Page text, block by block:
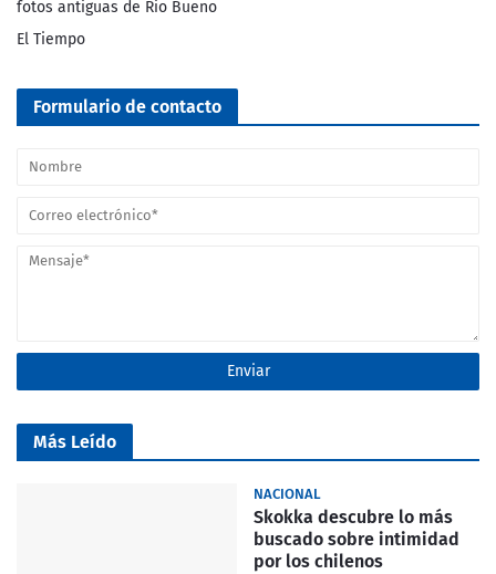
fotos antiguas de Rio Bueno
El Tiempo
Formulario de contacto
Más Leído
NACIONAL
Skokka descubre lo más
buscado sobre intimidad
por los chilenos